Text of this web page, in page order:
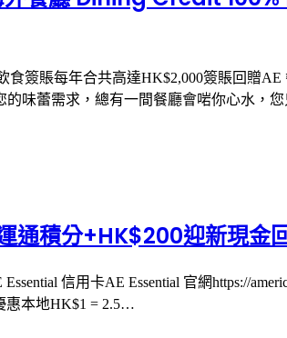
食簽賬每年合共高達HK$2,000簽賬回贈
味蕾需求，總有一間餐廳會啱你心水，
通積分+HK$200迎新現金
信用卡AE Essential 官網https://
惠本地HK$1 = 2.5…